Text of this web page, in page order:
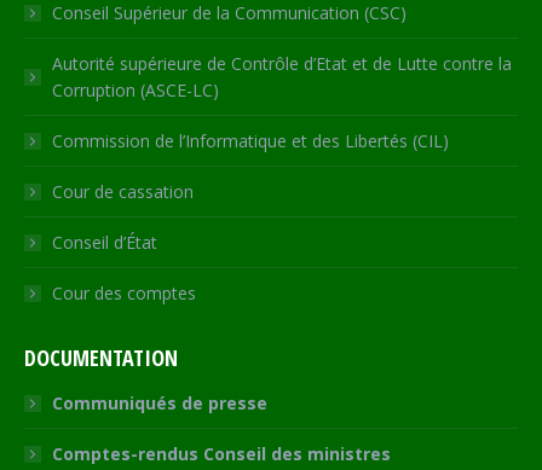
Conseil Supérieur de la Communication (CSC)
Autorité supérieure de Contrôle d’Etat et de Lutte contre la
Corruption (ASCE-LC)
Commission de l’Informatique et des Libertés (CIL)
Cour de cassation
Conseil d’État
Cour des comptes
DOCUMENTATION
Communiqués de presse
Comptes-rendus Conseil des ministres